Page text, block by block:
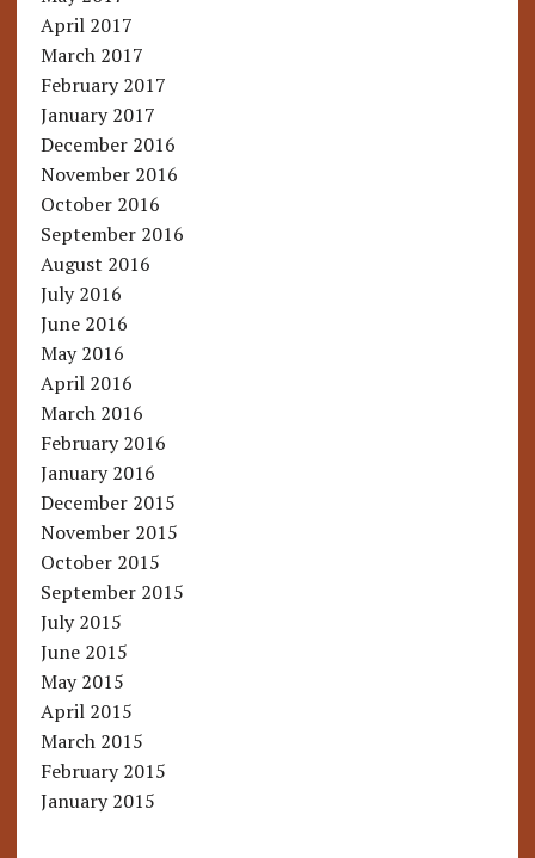
April 2017
March 2017
February 2017
January 2017
December 2016
November 2016
October 2016
September 2016
August 2016
July 2016
June 2016
May 2016
April 2016
March 2016
February 2016
January 2016
December 2015
November 2015
October 2015
September 2015
July 2015
June 2015
May 2015
April 2015
March 2015
February 2015
January 2015